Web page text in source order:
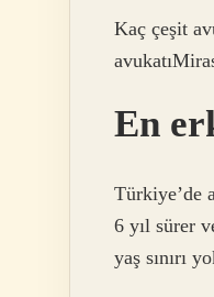
Kaç çeşit
En
Türkiye’de
6 yıl sürer
yaş sınırı